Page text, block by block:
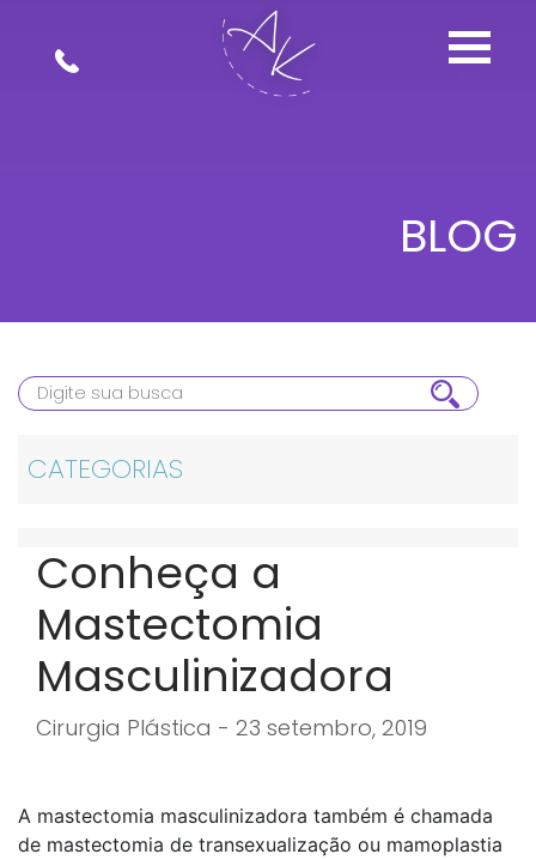
BLOG
CATEGORIAS
Conheça a
Mastectomia
Masculinizadora
Cirurgia Plástica - 23 setembro, 2019
A mastectomia masculinizadora também é chamada
de mastectomia de transexualização ou mamoplastia